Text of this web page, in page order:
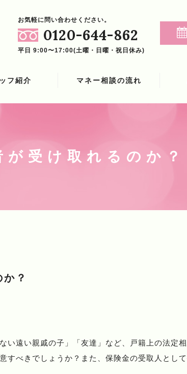
お気軽に問い合わせください。
0120-644-862
平日 9:00〜17:00(土曜・日曜・祝日休み)
フ紹介 マネー相談の流れ
受け取れるのか？
？
い遠い親戚の子」「友達」など、戸籍上の法定
すべきでしょうか？また、保険金の受取人とし